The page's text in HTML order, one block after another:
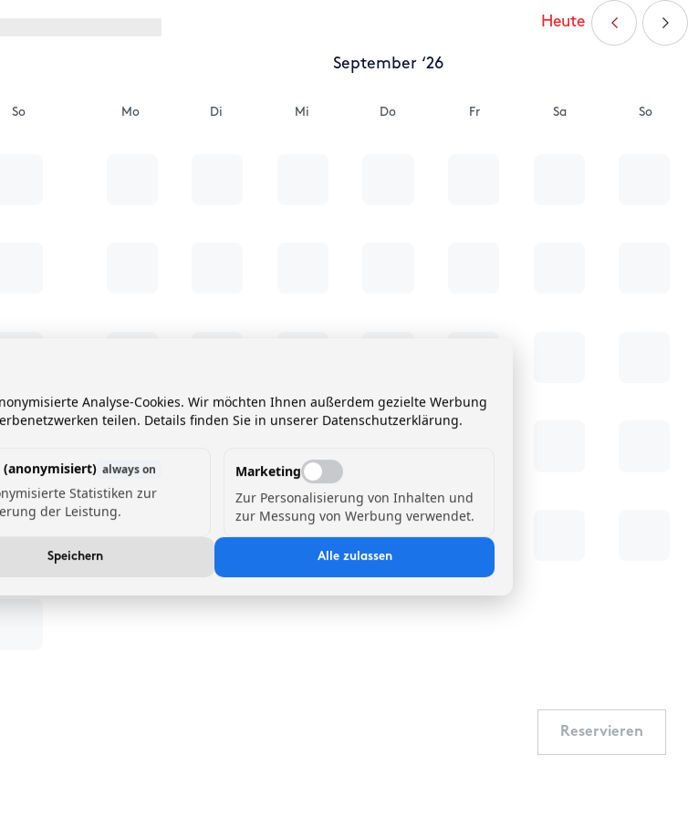
Heute
So
September ‘26
Mo Di Mi Do Fr Sa So
Reservieren
Analyse-Cookies. Wir möchten Ihnen außerdem gezielte Werbung
teilen. Details finden Sie in unserer Datenschutzerklärung.
(anonymisiert) always on
Statistiken zur
der Leistung.
Marketing
Zur Personalisierung von Inhalten und
zur Messung von Werbung verwendet.
Speichern Alle zulassen